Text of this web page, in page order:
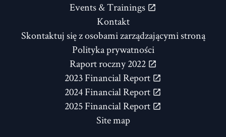
Events & Trainings
Kontakt
Skontaktuj się z osobami zarządzającymi stroną
Polityka prywatności
Raport roczny 2022
2023 Financial Report
2024 Financial Report
2025 Financial Report
Site map